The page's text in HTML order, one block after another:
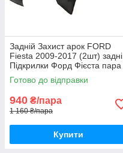
Задній Захист арок FORD
Fiesta 2009-2017 (2шт) задні
Підкрилки Форд Фієста пара
задніх
Готово до відправки
940 ₴/пара
1 160 ₴/пара
Купити